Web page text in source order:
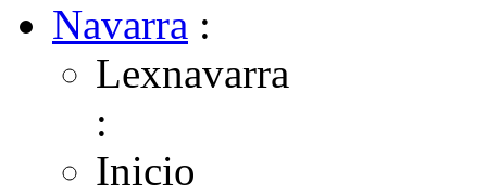
Navarra :
Lexnavarra
:
Inicio